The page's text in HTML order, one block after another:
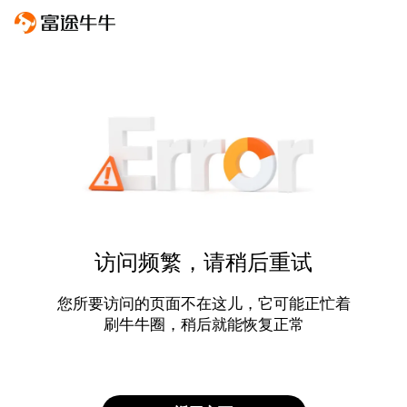
访问频繁，请稍后重试
您所要访问的页面不在这儿，它可能正忙着
刷牛牛圈，稍后就能恢复正常